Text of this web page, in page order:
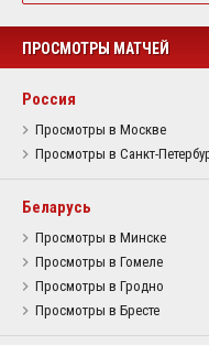
ПРОСМОТРЫ МАТЧЕЙ
Россия
Просмотры в Москве
Просмотры в Санкт-
Беларусь
Просмотры в Минске
Просмотры в Гомеле
Просмотры в Гродно
Просмотры в Бресте